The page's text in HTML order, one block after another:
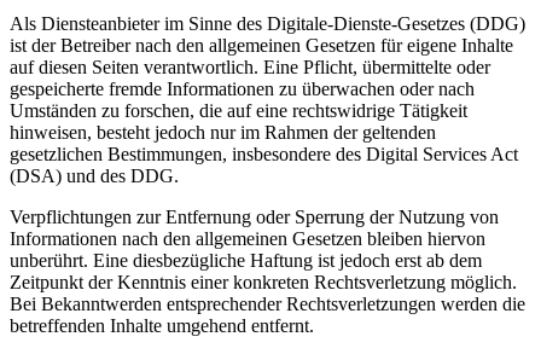
Als Diensteanbieter im Sinne des Digitale-Dienste-Gesetzes (DDG)
ist der Betreiber nach den allgemeinen Gesetzen für eigene Inhalte
auf diesen Seiten verantwortlich. Eine Pflicht, übermittelte oder
gespeicherte fremde Informationen zu überwachen oder nach
Umständen zu forschen, die auf eine rechtswidrige Tätigkeit
hinweisen, besteht jedoch nur im Rahmen der geltenden
gesetzlichen Bestimmungen, insbesondere des Digital Services Act
(DSA) und des DDG.
Verpflichtungen zur Entfernung oder Sperrung der Nutzung von
Informationen nach den allgemeinen Gesetzen bleiben hiervon
unberührt. Eine diesbezügliche Haftung ist jedoch erst ab dem
Zeitpunkt der Kenntnis einer konkreten Rechtsverletzung möglich.
Bei Bekanntwerden entsprechender Rechtsverletzungen werden die
betreffenden Inhalte umgehend entfernt.